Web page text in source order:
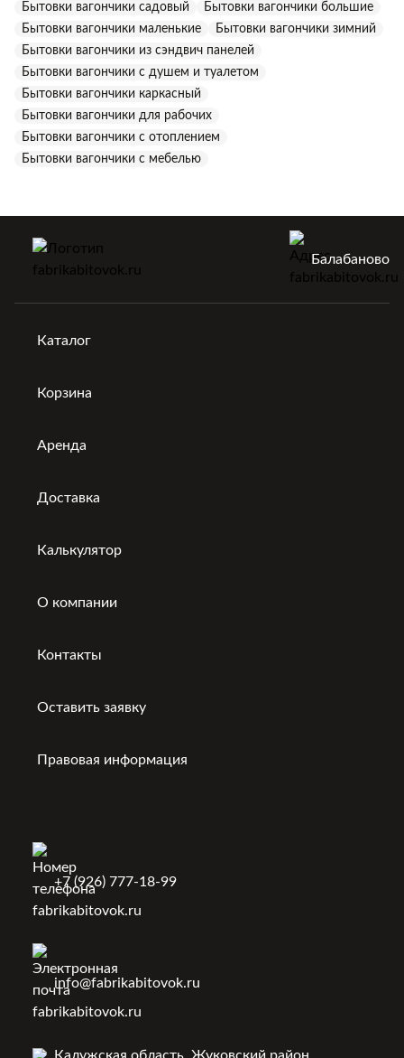
Бытовки вагончики садовый
Бытовки вагончики большие
Бытовки вагончики маленькие
Бытовки вагончики зимний
Бытовки вагончики из сэндвич панелей
Бытовки вагончики с душем и туалетом
Бытовки вагончики каркасный
Бытовки вагончики для рабочих
Бытовки вагончики с отоплением
Бытовки вагончики с мебелью
Балабаново
Каталог
Корзина
Аренда
Доставка
Калькулятор
О компании
Контакты
Оставить заявку
Правовая информация
+7 (926) 777-18-99
info@fabrikabitovok.ru